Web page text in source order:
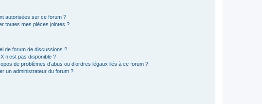
autorisées sur ce forum ?
toutes mes pièces jointes ?
de forum de discussions ?
n’est pas disponible ?
de problèmes d’abus ou d’ordres légaux liés à ce forum ?
un administrateur du forum ?